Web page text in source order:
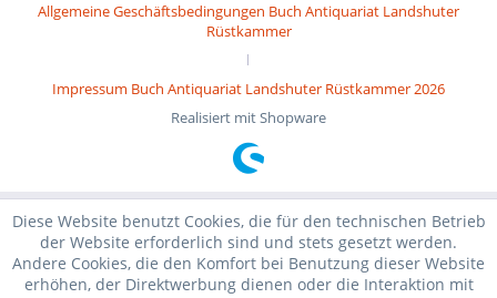
Allgemeine Geschäftsbedingungen Buch Antiquariat Landshuter
Rüstkammer
Impressum Buch Antiquariat Landshuter Rüstkammer 2026
Realisiert mit Shopware
Diese Website benutzt Cookies, die für den technischen Betrieb
der Website erforderlich sind und stets gesetzt werden.
Andere Cookies, die den Komfort bei Benutzung dieser Website
erhöhen, der Direktwerbung dienen oder die Interaktion mit